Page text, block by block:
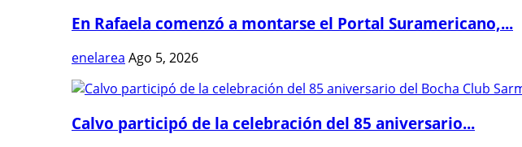
En Rafaela comenzó a montarse el Portal Suramericano,...
enelarea Ago 5, 2026
Calvo participó de la celebración del 85 aniversario...